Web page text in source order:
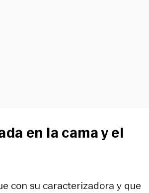
en la cama y el
con su caracterizadora y que